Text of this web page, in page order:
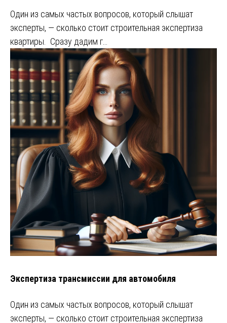
Один из самых частых вопросов, который слышат
эксперты, — сколько стоит строительная экспертиза
квартиры. Сразу дадим г…
Экспертиза трансмиссии для автомобиля
Один из самых частых вопросов, который слышат
эксперты, — сколько стоит строительная экспертиза